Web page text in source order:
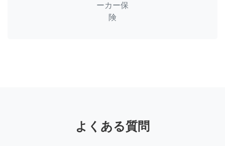
ーカー保
険
よくある質問